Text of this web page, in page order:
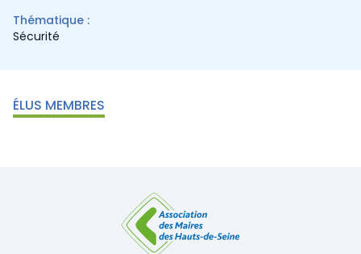
Thématique :
Sécurité
ÉLUS MEMBRES